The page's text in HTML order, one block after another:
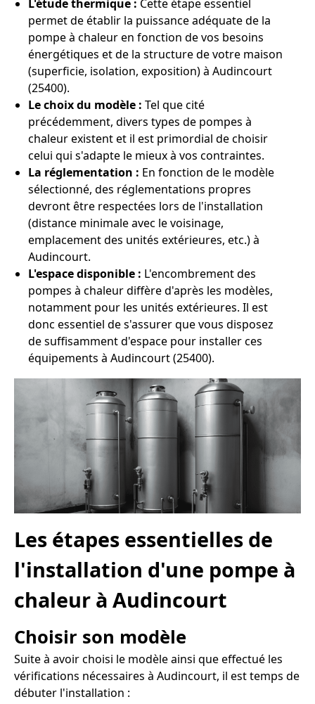
L'étude thermique : Cette étape essentiel
permet de établir la puissance adéquate de la
pompe à chaleur en fonction de vos besoins
énergétiques et de la structure de votre maison
(superficie, isolation, exposition) à Audincourt
(25400).
Le choix du modèle : Tel que cité
précédemment, divers types de pompes à
chaleur existent et il est primordial de choisir
celui qui s'adapte le mieux à vos contraintes.
La réglementation : En fonction de le modèle
sélectionné, des réglementations propres
devront être respectées lors de l'installation
(distance minimale avec le voisinage,
emplacement des unités extérieures, etc.) à
Audincourt.
L'espace disponible : L'encombrement des
pompes à chaleur diffère d'après les modèles,
notamment pour les unités extérieures. Il est
donc essentiel de s'assurer que vous disposez
de suffisamment d'espace pour installer ces
équipements à Audincourt (25400).
Les étapes essentielles de
l'installation d'une pompe à
chaleur à Audincourt
Choisir son modèle
Suite à avoir choisi le modèle ainsi que effectué les
vérifications nécessaires à Audincourt, il est temps de
débuter l'installation :